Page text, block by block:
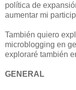
política de
aumentar mi
También quiero
microblogging en
exploraré también
GENERAL